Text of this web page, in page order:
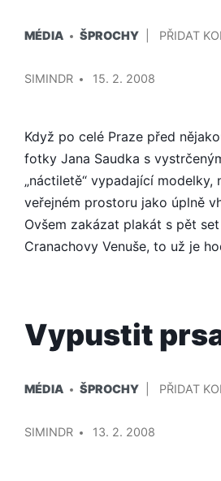
V
MÉDIA ŠPROCHY PŘIDAT
SIMINDR
15. 2. 2008
Když po celé Praze před
fotky Jana Saudka s
„náctiletě“ vypadající modelky,
veřejném prostoru jako úplně
Ovšem zakázat plakát s pět
Cranachovy Venuše, to už je
Vypustit
V
MÉDIA ŠPROCHY PŘIDAT
SIMINDR
13. 2. 2008